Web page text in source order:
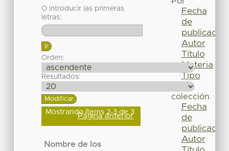
O introducir las primeras
letras:
Orden:
Resultados:
Mostrando ítems 2-3 de 3
Página anterior
Nombre de los
Fecha
de
publicación
Autor
Título
Materia
Tipo
colección
Fecha
de
publicación
Autor